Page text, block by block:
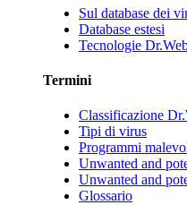
Sul database dei
Database estesi
Tecnologie
Termini
Classificazione
Tipi di virus
Programmi
Unwanted and
Unwanted and
Glossario